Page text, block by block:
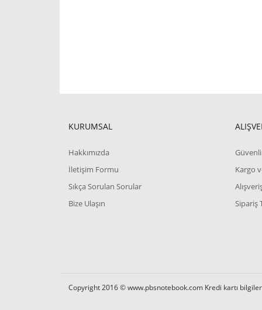
KURUMSAL
Hakkımızda
İletişim Formu
Sıkça Sorulan Sorular
Bize Ulaşın
Güvenli
Kargo
Sipariş
Copyright 2016 © www.pbsnotebook.com Kredi kartı